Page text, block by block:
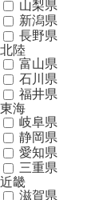
山梨県
新潟県
長野県
北陸
富山県
石川県
福井県
東海
岐阜県
静岡県
愛知県
三重県
近畿
滋賀県